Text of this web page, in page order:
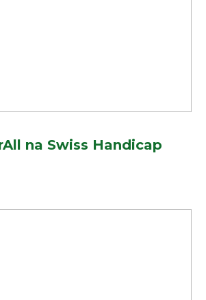
na Swiss Handicap